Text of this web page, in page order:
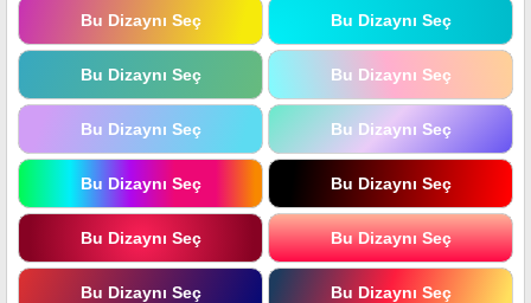
Bu Dizaynı Seç Bu Dizaynı Seç
Bu Dizaynı Seç Bu Dizaynı Seç
Bu Dizaynı Seç Bu Dizaynı Seç
Bu Dizaynı Seç Bu Dizaynı Seç
Bu Dizaynı Seç Bu Dizaynı Seç
Bu Dizaynı Seç Bu Dizaynı Seç